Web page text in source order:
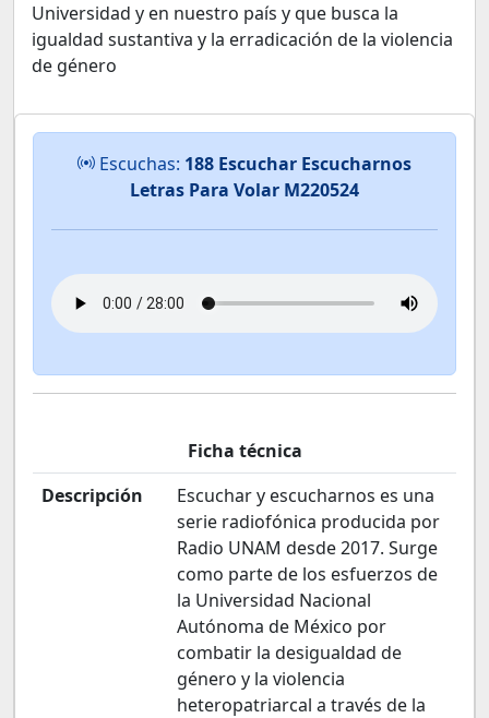
Universidad y en nuestro país y que busca la
igualdad sustantiva y la erradicación de la violencia
de género
Escuchas: 188 Escuchar Escucharnos
Letras Para Volar M220524
Ficha técnica
Descripción
Escuchar y escucharnos es una
serie radiofónica producida por
Radio UNAM desde 2017. Surge
como parte de los esfuerzos de
la Universidad Nacional
Autónoma de México por
combatir la desigualdad de
género y la violencia
heteropatriarcal a través de la